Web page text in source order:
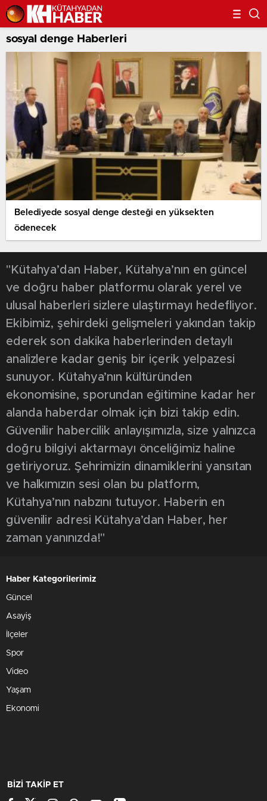
sosyal denge Haberleri
Belediyede sosyal denge desteği en yüksekten
ödenecek
"Kütahya’dan Haber, Kütahya’nın en güncel
ve doğru haber platformu olarak yerel ve
ulusal haberleri sizlere ulaştırmayı hedefliyor.
Ekibimiz, şehirdeki gelişmeleri yakından takip
ederek son dakika haberlerinden detaylı
analizlere kadar geniş bir içerik yelpazesi
sunuyor. Kütahya’nın kültüründen
ekonomisine, sporundan eğitimine kadar her
alanda haberdar olmak için bizi takip edin.
Güvenilir habercilik anlayışımızla, size yalnızca
doğru bilgiyi aktarmayı önceliğimiz haline
getiriyoruz. Şehrimizin dinamiklerini yansıtan
ve halkımızın sesi olan bu platform,
Kütahya’nın nabzını tutuyor. Haberin en
güvenilir adresi Kütahya’dan Haber, her
zaman yanınızda!"
Haber Kategorilerimiz
Güncel
Asayiş
İlçeler
Spor
Video
Yaşam
Ekonomi
BİZİ TAKİP ET